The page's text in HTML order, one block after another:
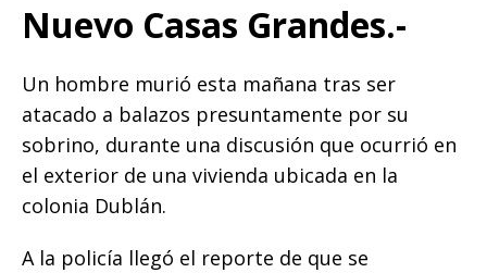
c
b
o
o
k
it
r
ai at
A
p
p
ss
n
g
e
p
y
Li
n
k
m
p
ar
ti
r
Nuevo Casas Grandes.-
Un hombre murió esta mañana tras ser
atacado a balazos presuntamente por su
sobrino, durante una discusión que ocurrió en
el exterior de una vivienda ubicada en la
colonia Dublán.
A la policía llegó el reporte de que se